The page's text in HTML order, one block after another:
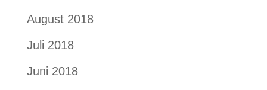
August 2018
Juli 2018
Juni 2018